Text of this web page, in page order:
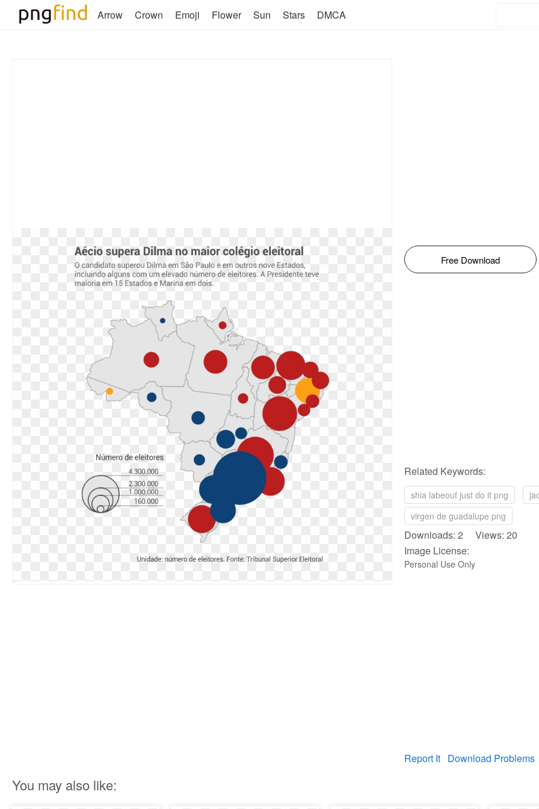
Arrow Crown Emoji Flower Sun Stars DMCA
Free Download
Related Keywords:
shia labeouf just do it png
virgen de guadalupe png
Downloads: 2 Views: 20
Image License:
Personal Use Only
Report It Download Problems
You may also like: